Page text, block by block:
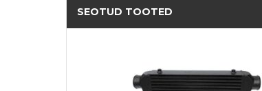
SEOTUD TOOTED